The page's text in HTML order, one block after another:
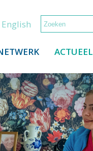
English
ACTUEEL